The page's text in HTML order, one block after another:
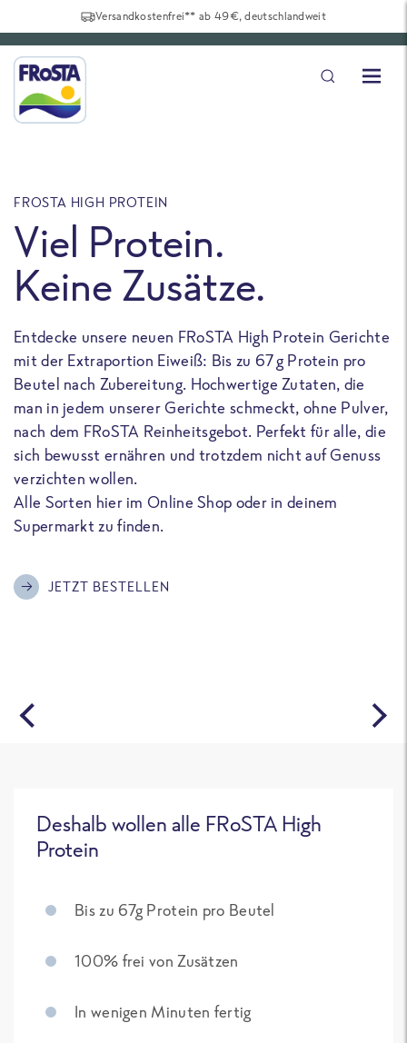
Versandkostenfrei** ab 49€, deutschlandweit
FROSTA HIGH PROTEIN
Viel Protein.
Keine Zusätze.
Entdecke unsere neuen FRoSTA High Protein Gerichte
mit der Extraportion Eiweiß: Bis zu 67 g Protein pro
Beutel nach Zubereitung. Hochwertige Zutaten, die
man in jedem unserer Gerichte schmeckt, ohne Pulver,
nach dem FRoSTA Reinheitsgebot. Perfekt für alle, die
sich bewusst ernähren und trotzdem nicht auf Genuss
verzichten wollen.
Alle Sorten hier im Online Shop oder in deinem
Supermarkt zu finden.
JETZT BESTELLEN
Deshalb wollen alle FRoSTA High
Protein
Bis zu 67g Protein pro Beutel
100% frei von Zusätzen
In wenigen Minuten fertig